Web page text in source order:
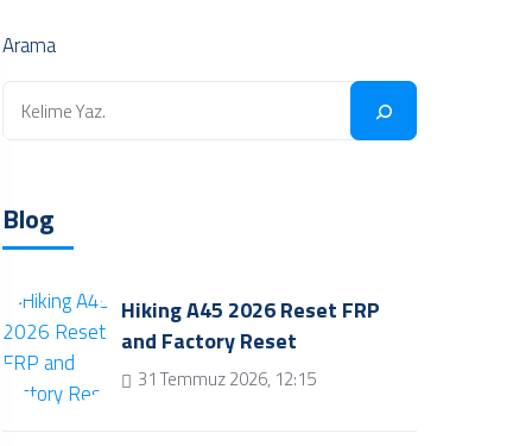
Arama
Blog
Hiking A45 2026 Reset FRP
and Factory Reset
31 Temmuz 2026, 12:15